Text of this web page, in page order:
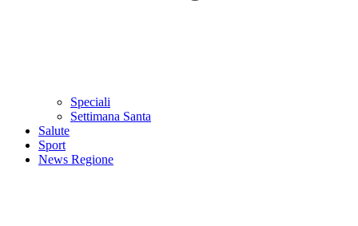
Speciali
Settimana Santa
Salute
Sport
News Regione